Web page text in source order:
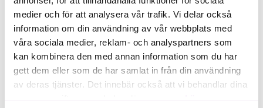
medier och för att analysera vår trafik. Vi delar också
information om din användning av vår webbplats med
våra sociala medier, reklam- och analyspartners som
kan kombinera den med annan information som du har
gett dem eller som de har samlat in från din användning
av deras tjänster. Det innebär också att vi behandlar dina
Jag vill bli kontaktad
Fyll i ditt för- och efternamn